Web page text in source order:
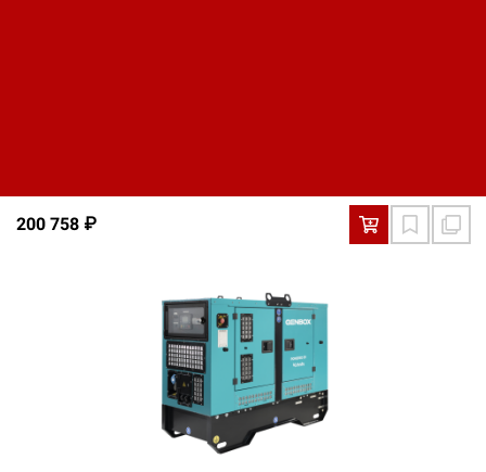
200 758 ₽